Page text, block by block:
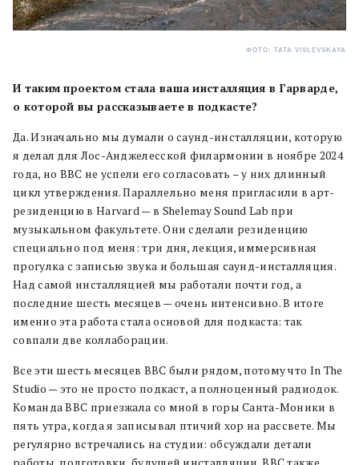
ФОТО: TATA VISLEVSKAYA
И таким проектом стала ваша инсталляция в Гарварде,
о которой вы рассказываете в подкасте?
Да. Изначально мы думали о саунд-инсталляции, которую
я делал для Лос-Анджелесской филармонии в ноябре 2024
года, но BBC не успели его согласовать – у них длинный
цикл утверждения. Параллельно меня пригласили в арт-
резиденцию в Harvard — в Shelemay Sound Lab при
музыкальном факультете. Они сделали резиденцию
специально под меня: три дня, лекция, иммерсивная
прогулка с записью звука и большая саунд-инсталляция.
Над самой инсталляцией мы работали почти год, а
последние шесть месяцев — очень интенсивно. В итоге
именно эта работа стала основой для подкаста: так
совпали две коллаборации.
Все эти шесть месяцев BBC были рядом, потому что In The
Studio — это не просто подкаст, а полноценный радиодок.
Команда BBC приезжала со мной в горы Санта-Моники в
пять утра, когда я записывал птичий хор на рассвете. Мы
регулярно встречались на студии: обсуждали детали